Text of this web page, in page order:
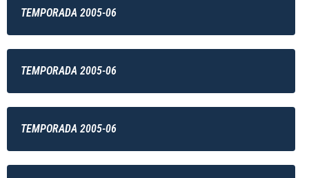
TEMPORADA 2005-06
TEMPORADA 2005-06
TEMPORADA 2005-06